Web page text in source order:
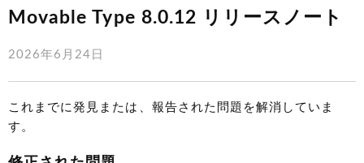
Movable Type 8.0.12 リリースノート
2026年6月24日
これまでに発見または、報告された問題を解消していま
す。